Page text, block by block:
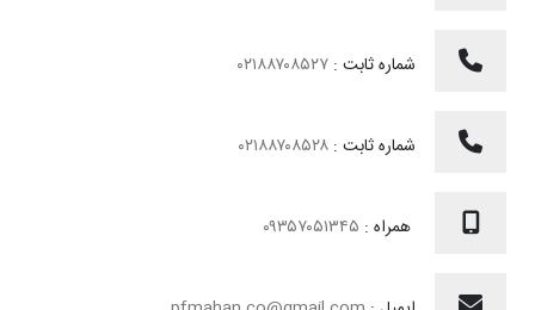
شماره ثابت :
شماره ثابت :
همراه :